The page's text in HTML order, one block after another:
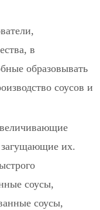
в
образовывать
соусов и
загущающие их.
соусы,
соусы,